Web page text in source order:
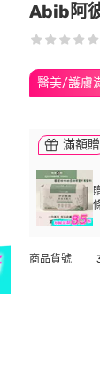
Abib阿
醫美/護膚
滿額贈
商品貨號